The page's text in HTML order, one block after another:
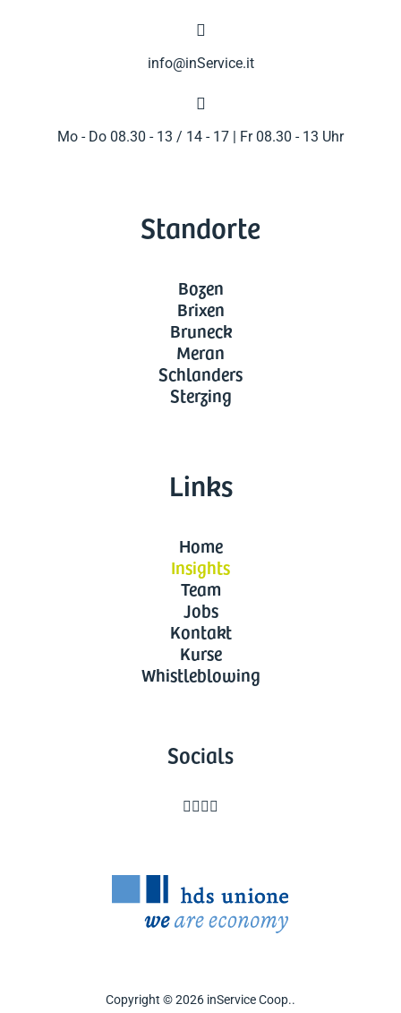

info@inService.it

Mo - Do 08.30 - 13 / 14 - 17 | Fr 08.30 - 13 Uhr
Standorte
Bozen
Brixen
Bruneck
Meran
Schlanders
Sterzing
Links
Home
Insights
Team
Jobs
Kontakt
Kurse
Whistleblowing
Socials
   
Copyright © 2026 inService Coop..